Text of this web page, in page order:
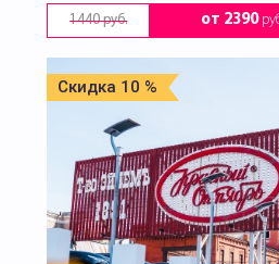
1440 руб. от 2390
Скидка 10 %